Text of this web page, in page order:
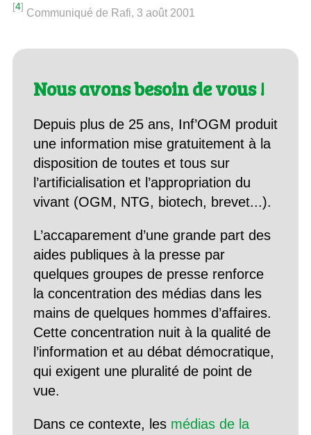
[4]
Communiqué de Rafi, 3 août 2001
Nous avons besoin de vous !
Depuis plus de 25 ans, Inf’OGM produit
une information mise gratuitement à la
disposition de toutes et tous sur
l’artificialisation et l’appropriation du
vivant (OGM, NTG, biotech, brevet...).
L’accaparement d’une grande part des
aides publiques à la presse par
quelques groupes de presse renforce
la concentration des médias dans les
mains de quelques hommes d’affaires.
Cette concentration nuit à la qualité de
l’information et au débat démocratique,
qui exigent une pluralité de point de
vue.
Dans ce contexte, les médias de la